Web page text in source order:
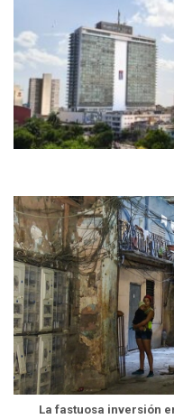
La fastuosa inversión